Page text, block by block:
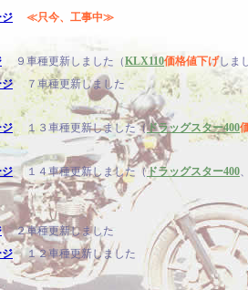
≪只今、工事中≫
９車種更新しました（KLX110価格値下げしま
７車種更新しました
１３車種更新しました（ドラッグスター400
１４車種更新しました（ドラッグスター400、
２車種更新しました
１２車種更新しました